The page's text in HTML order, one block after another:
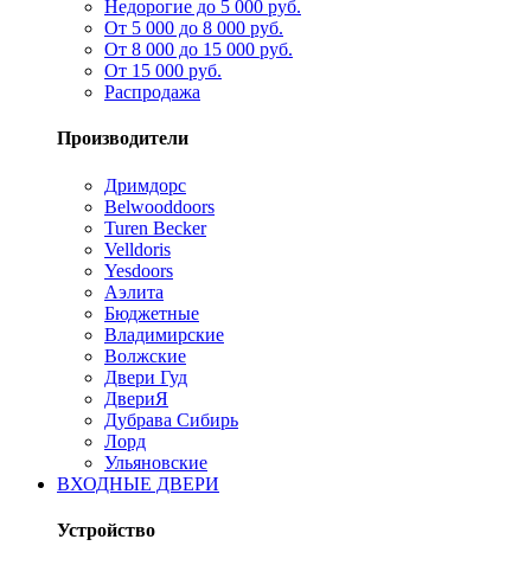
Недорогие до 5 000 руб.
От 5 000 до 8 000 руб.
От 8 000 до 15 000 руб.
От 15 000 руб.
Распродажа
Производители
Дримдорс
Belwooddoors
Turen Becker
Velldoris
Yesdoors
Аэлита
Бюджетные
Владимирские
Волжские
Двери Гуд
ДвериЯ
Дубрава Сибирь
Лорд
Ульяновские
ВХОДНЫЕ ДВЕРИ
Устройство